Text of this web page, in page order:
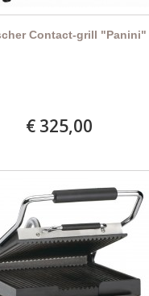
Contact-grill "Panini"
€ 325,00